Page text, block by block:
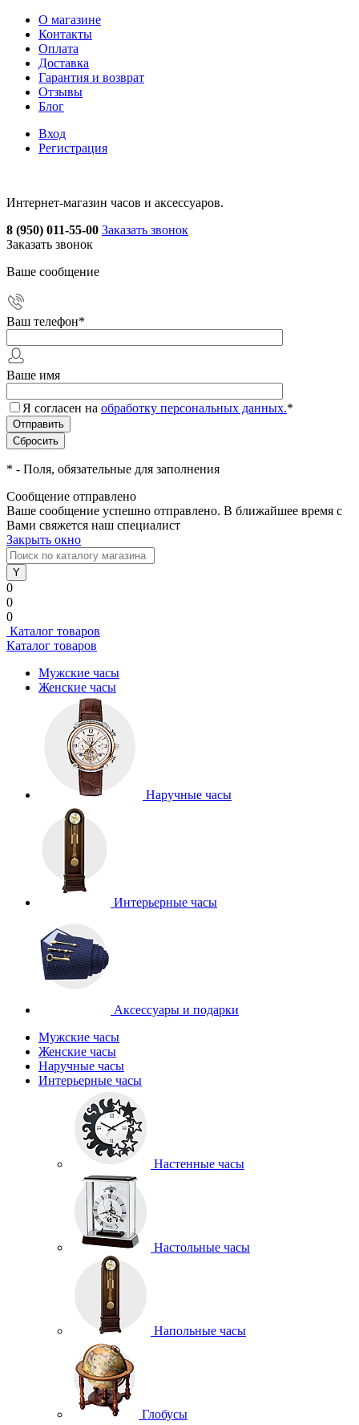
О магазине
Контакты
Оплата
Доставка
Гарантия и возврат
Отзывы
Блог
Вход
Регистрация
Интернет-магазин часов и аксессуаров.
8 (950) 011-55-00 Заказать звонок
Заказать звонок
Ваше сообщение
Ваш телефон*
Ваше имя
Я согласен на обработку персональных данных.*
* - Поля, обязательные для заполнения
Сообщение отправлено
Ваше сообщение успешно отправлено. В ближайшее время с
Вами свяжется наш специалист
Закрыть окно
0
0
0
Каталог товаров
Каталог товаров
Мужские часы
Женские часы
Наручные часы
Интерьерные часы
Аксессуары и подарки
Мужские часы
Женские часы
Наручные часы
Интерьерные часы
Настенные часы
Настольные часы
Напольные часы
Глобусы